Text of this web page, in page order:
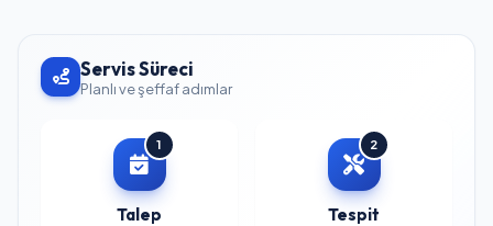
Servis Süreci
Planlı ve şeffaf adımlar
1
Talep
2
Tespit